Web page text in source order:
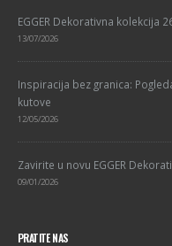
EGGER Dekorativna kolekcija
13/07/2026
Inspiracija bez granica:
kutove
12/05/2026
Zavirite u novu EGGER
09/01/2026
PRATITE NAS